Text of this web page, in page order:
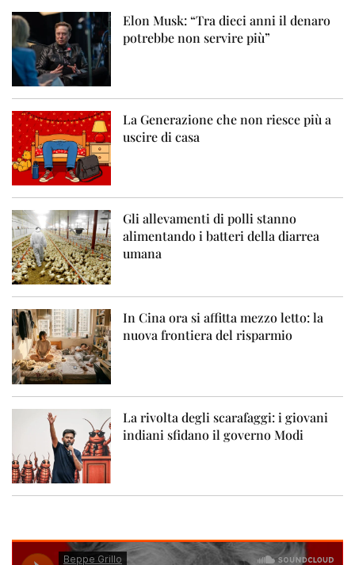
Elon Musk: “Tra dieci anni il denaro
potrebbe non servire più”
La Generazione che non riesce più a
uscire di casa
Gli allevamenti di polli stanno
alimentando i batteri della diarrea
umana
In Cina ora si affitta mezzo letto: la
nuova frontiera del risparmio
La rivolta degli scarafaggi: i giovani
indiani sfidano il governo Modi